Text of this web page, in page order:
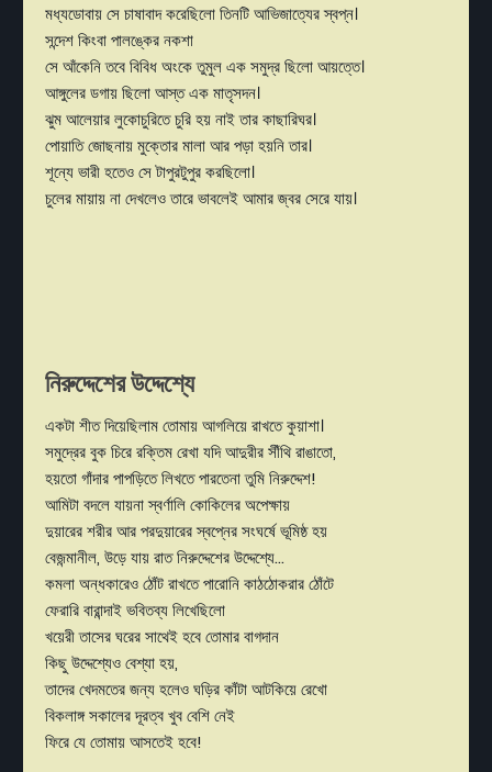
মধ্যডোবায় সে চাষাবাদ করেছিলো তিনটি আভিজাত্যের স্বপ্ন।
সন্দেশ কিংবা পালঙ্কের নকশা
সে আঁকেনি তবে বিবিধ অংকে তুমুল এক সমুদ্র ছিলো আয়ত্তে।
আঙ্গুলের ডগায় ছিলো আস্ত এক মাতৃসদন।
ঝুম আলেয়ার লুকোচুরিতে চুরি হয় নাই তার কাছারিঘর।
পোয়াতি জোছনায় মুক্তোর মালা আর পড়া হয়নি তার।
শূন্যে ভারী হতেও সে টাপুরটুপুর করছিলো।
চুলের মায়ায় না দেখলেও তারে ভাবলেই আমার জ্বর সেরে যায়।
নিরুদ্দেশের উদ্দেশ্যে
একটা শীত দিয়েছিলাম তোমায় আগলিয়ে রাখতে কুয়াশা।
সমুদ্রের বুক চিরে রক্তিম রেখা যদি আদুরীর সীঁথি রাঙাতো,
হয়তো গাঁদার পাপড়িতে লিখতে পারতেনা তুমি নিরুদ্দেশ!
আমিটা বদলে যায়না স্বর্ণালি কোকিলের অপেক্ষায়
দুয়ারের শরীর আর পরদুয়ারের স্বপ্নের সংঘর্ষে ভূমিষ্ঠ হয়
বেজন্মানীল, উড়ে যায় রাত নিরুদ্দেশের উদ্দেশ্যে...
কমলা অন্ধকারেও ঠোঁট রাখতে পারোনি কাঠঠোকরার ঠোঁটে
ফেরারি বারান্দাই ভবিতব্য লিখেছিলো
খয়েরী তাসের ঘরের সাথেই হবে তোমার বাগদান
কিছু উদ্দেশ্যেও বেশ্যা হয়,
তাদের খেদমতের জন্য হলেও ঘড়ির কাঁটা আটকিয়ে রেখো
বিকলাঙ্গ সকালের দূরত্ব খুব বেশি নেই
ফিরে যে তোমায় আসতেই হবে!